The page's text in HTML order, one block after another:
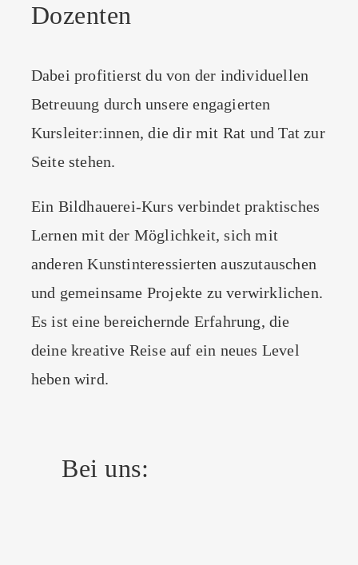
Dozenten
Dabei profitierst du von der individuellen
Betreuung durch unsere engagierten
Kursleiter:innen, die dir mit Rat und Tat zur
Seite stehen.
Ein Bildhauerei-Kurs verbindet praktisches
Lernen mit der Möglichkeit, sich mit
anderen Kunstinteressierten auszutauschen
und gemeinsame Projekte zu verwirklichen.
Es ist eine bereichernde Erfahrung, die
deine kreative Reise auf ein neues Level
heben wird.
Bei uns: